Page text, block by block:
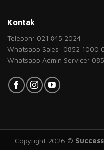
Kontak
Telepon: 021 845 2024
Whatsapp Sales: 0852 1000
Whatsapp Admin Service:
Copyright 2026 ©